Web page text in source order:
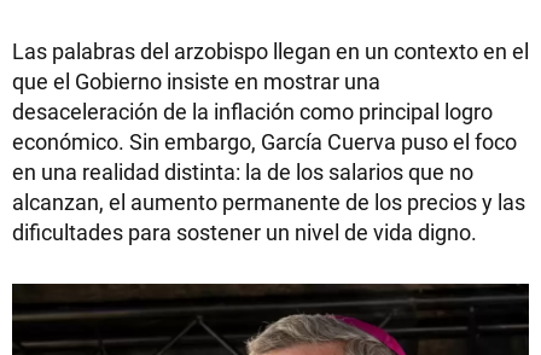
Las palabras del arzobispo llegan en un contexto en el
que el Gobierno insiste en mostrar una
desaceleración de la inflación como principal logro
económico. Sin embargo, García Cuerva puso el foco
en una realidad distinta: la de los salarios que no
alcanzan, el aumento permanente de los precios y las
dificultades para sostener un nivel de vida digno.